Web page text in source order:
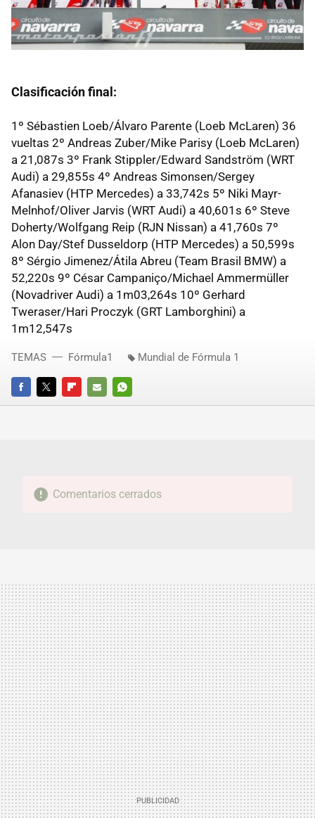
Clasificación final:
1º Sébastien Loeb/Álvaro Parente (Loeb McLaren) 36
vueltas 2º Andreas Zuber/Mike Parisy (Loeb McLaren)
a 21,087s 3º Frank Stippler/Edward Sandström (WRT
Audi) a 29,855s 4º Andreas Simonsen/Sergey
Afanasiev (HTP Mercedes) a 33,742s 5º Niki Mayr-
Melnhof/Oliver Jarvis (WRT Audi) a 40,601s 6º Steve
Doherty/Wolfgang Reip (RJN Nissan) a 41,760s 7º
Alon Day/Stef Dusseldorp (HTP Mercedes) a 50,599s
8º Sérgio Jimenez/Átila Abreu (Team Brasil BMW) a
52,220s 9º César Campaniço/Michael Ammermüller
(Novadriver Audi) a 1m03,264s 10º Gerhard
Tweraser/Hari Proczyk (GRT Lamborghini) a
1m12,547s
FACEBOOKTWITTERFLIPBOARD
E-
WHATSAPP
TEMAS Fórmula1 Mundial de Fórmula 1
Comentarios cerrados